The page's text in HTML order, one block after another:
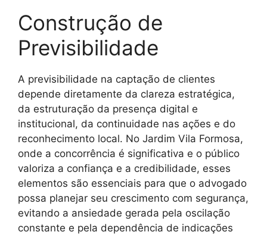
Construção de
Previsibilidade
A previsibilidade na captação de clientes
depende diretamente da clareza estratégica,
da estruturação da presença digital e
institucional, da continuidade nas ações e do
reconhecimento local. No Jardim Vila Formosa,
onde a concorrência é significativa e o público
valoriza a confiança e a credibilidade, esses
elementos são essenciais para que o advogado
possa planejar seu crescimento com segurança,
evitando a ansiedade gerada pela oscilação
constante e pela dependência de indicações